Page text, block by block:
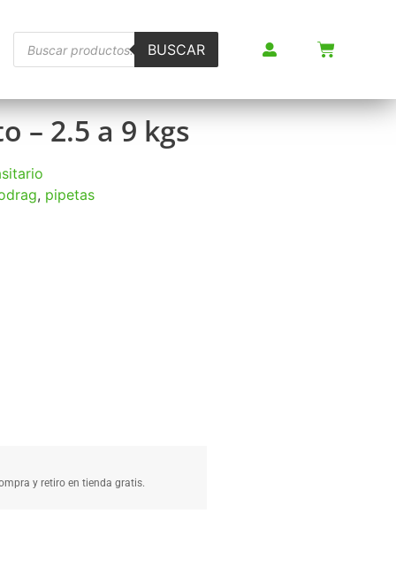
BUSCAR
– 2.5 a 9 kgs
, pipetas
y retiro en tienda gratis.